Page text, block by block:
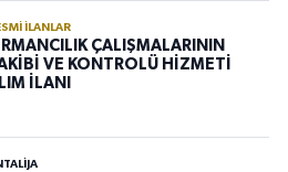
İLANLAR
ÇALIŞMALARININ
VE KONTROLÜ HİZMETİ
İLANI